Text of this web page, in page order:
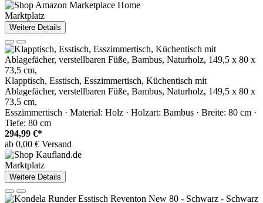
Marktplatz
Weitere Details
Klapptisch, Esstisch, Esszimmertisch, Küchentisch mit
Ablagefächer, verstellbaren Füße, Bambus, Naturholz, 149,5 x 80 x
73,5 cm,
Esszimmertisch · Material: Holz · Holzart: Bambus · Breite: 80 cm ·
Tiefe: 80 cm
294,99 €*
ab 0,00 € Versand
Marktplatz
Weitere Details